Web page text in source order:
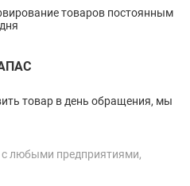
товаров постоянным
товар в день обращения, мы
любыми предприятиями,